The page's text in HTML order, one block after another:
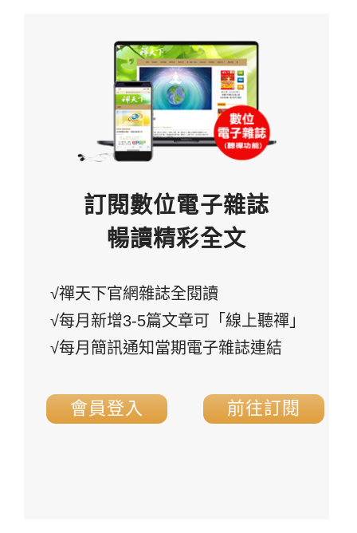
訂閱數位電子雜誌
暢讀精彩全文
√禪天下官網雜誌全閱讀
√每月新增3-5篇文章可「線上聽禪」
√每月簡訊通知當期電子雜誌連結
會員登入 前往訂閱